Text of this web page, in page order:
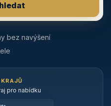
bez navýšení
pro nabídku